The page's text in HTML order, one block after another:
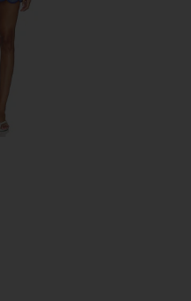
STRING SMOCKING